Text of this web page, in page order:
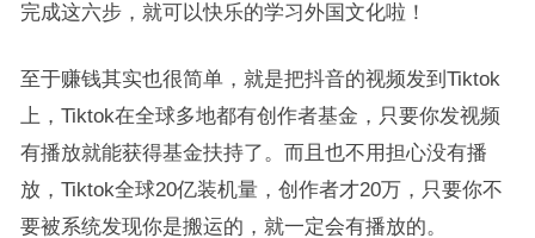
完成这六步，就可以快乐的学习外国文化啦！
至于赚钱其实也很简单，就是把抖音的视频发到Tiktok
上，Tiktok在全球多地都有创作者基金，只要你发视频
有播放就能获得基金扶持了。而且也不用担心没有播
放，Tiktok全球20亿装机量，创作者才20万，只要你不
要被系统发现你是搬运的，就一定会有播放的。